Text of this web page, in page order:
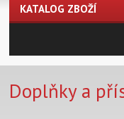
KATALOG ZBOŽÍ
Doplňky a